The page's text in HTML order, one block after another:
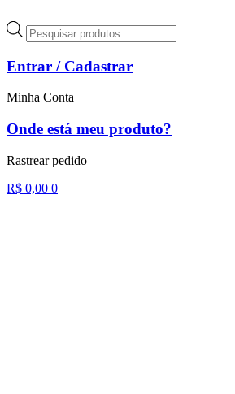
paraPesquisar
produtos
Entrar / Cadastrar
Minha Conta
Onde está meu produto?
Rastrear pedido
R$ 0,00 0